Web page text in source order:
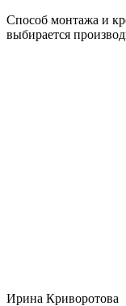
Способ монтажа и
выбирается
Ирина Криворотова